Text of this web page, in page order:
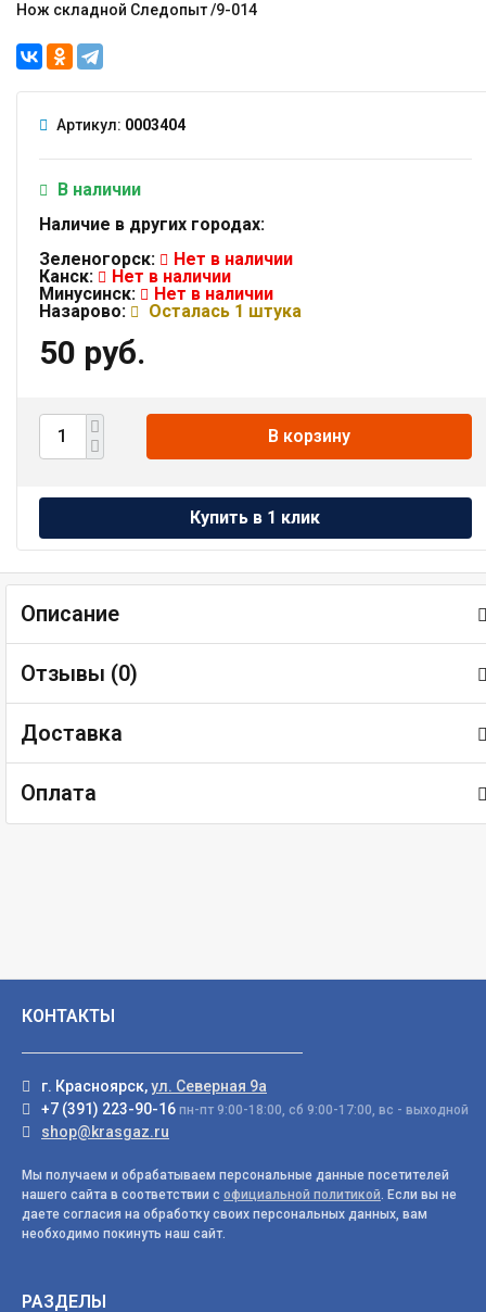
Нож складной Следопыт /9-014
Артикул: 0003404
В наличии
Наличие в других городах:
Зеленогорск:
Нет в наличии
Канск:
Нет в наличии
Минусинск:
Нет в наличии
Назарово:
Осталась 1 штука
50 руб.
В корзину
Описание
Отзывы (0)
Доставка
Оплата
КОНТАКТЫ
г. Красноярск,ул. Северная 9а
+7 (391) 223-90-16 пн-пт 9:00-18:00, сб 9:00-17:00, вс - выходной
shop@krasgaz.ru
Мы получаем и обрабатываем персональные данные посетителей
нашего сайта в соответствии с официальной политикой. Если вы не
даете согласия на обработку своих персональных данных, вам
необходимо покинуть наш сайт.
РАЗДЕЛЫ